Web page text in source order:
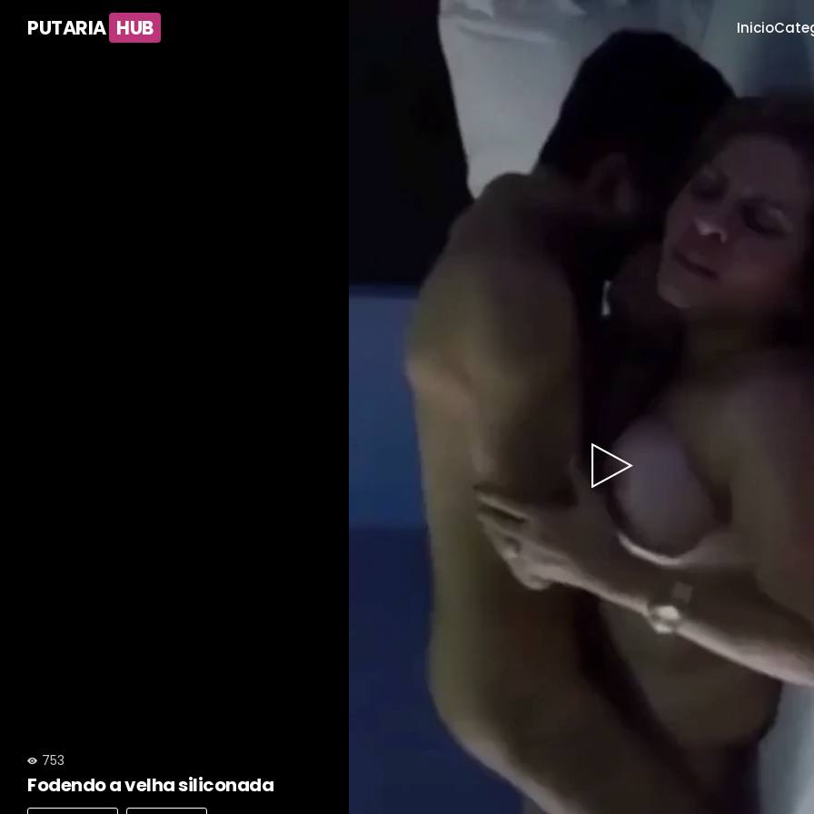
PUTARIA HUB Inicio
Play
Video
753
Fodendo a velha siliconada